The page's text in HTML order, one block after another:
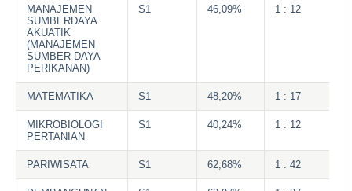
MANAJEMEN
SUMBERDAYA
AKUATIK
(MANAJEMEN
SUMBER DAYA
PERIKANAN)
S1 46,09% 1 : 12
MATEMATIKA S1 48,20% 1 : 17
MIKROBIOLOGI
PERTANIAN
S1 40,24% 1 : 12
PARIWISATA S1 62,68% 1 : 42